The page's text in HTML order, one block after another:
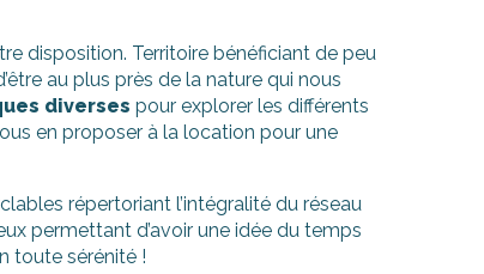
disposition. Territoire bénéficiant de peu
au plus près de la nature qui nous
diverses pour explorer les différents
en proposer à la location pour une
répertoriant l’intégralité du réseau
permettant d’avoir une idée du temps
toute sérénité !